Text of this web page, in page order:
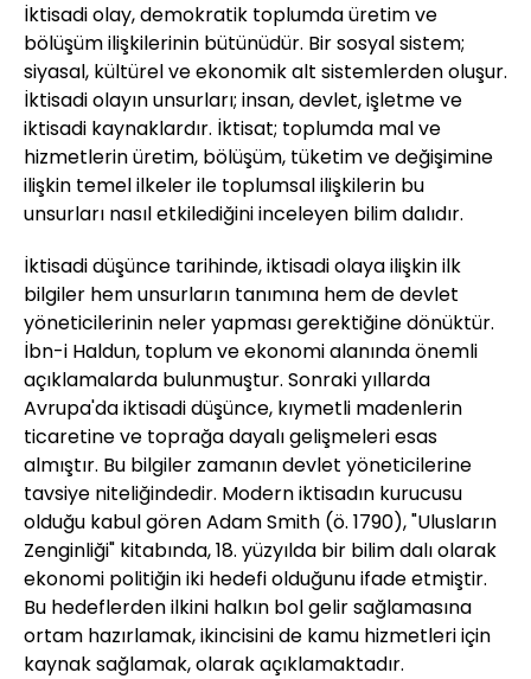
İktisadi olay, demokratik toplumda üretim ve
bölüşüm ilişkilerinin bütünüdür. Bir sosyal sistem;
siyasal, kültürel ve ekonomik alt sistemlerden oluşur.
İktisadi olayın unsurları; insan, devlet, işletme ve
iktisadi kaynaklardır. İktisat; toplumda mal ve
hizmetlerin üretim, bölüşüm, tüketim ve değişimine
ilişkin temel ilkeler ile toplumsal ilişkilerin bu
unsurları nasıl etkilediğini inceleyen bilim dalıdır.
İktisadi düşünce tarihinde, iktisadi olaya ilişkin ilk
bilgiler hem unsurların tanımına hem de devlet
yöneticilerinin neler yapması gerektiğine dönüktür.
İbn-i Haldun, toplum ve ekonomi alanında önemli
açıklamalarda bulunmuştur. Sonraki yıllarda
Avrupa'da iktisadi düşünce, kıymetli madenlerin
ticaretine ve toprağa dayalı gelişmeleri esas
almıştır. Bu bilgiler zamanın devlet yöneticilerine
tavsiye niteliğindedir. Modern iktisadın kurucusu
olduğu kabul gören Adam Smith (ö. 1790), "Ulusların
Zenginliği" kitabında, 18. yüzyılda bir bilim dalı olarak
ekonomi politiğin iki hedefi olduğunu ifade etmiştir.
Bu hedeflerden ilkini halkın bol gelir sağlamasına
ortam hazırlamak, ikincisini de kamu hizmetleri için
kaynak sağlamak, olarak açıklamaktadır.